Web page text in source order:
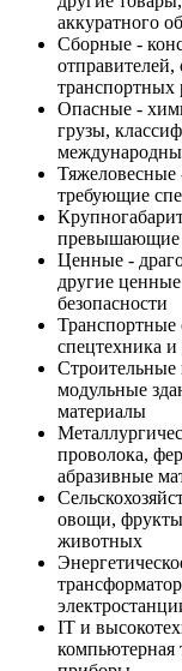
аккуратного
Сборные -
транспортных
Опасные -
грузы,
Тяжеловесные
требующие
превышающие
Ценные -
другие
безопасности
Транспортные
спецтехника и
Строительные
модульные
материалы
проволока,
абразивные
овощи,
животных
IT и
компьютерная